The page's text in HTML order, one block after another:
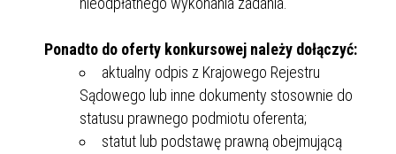
Ponadto do oferty konkursowej należy dołączyć:
aktualny odpis z Krajowego Rejestru
Sądowego lub inne dokumenty stosownie do
statusu prawnego podmiotu oferenta;
statut lub podstawę prawną obejmującą